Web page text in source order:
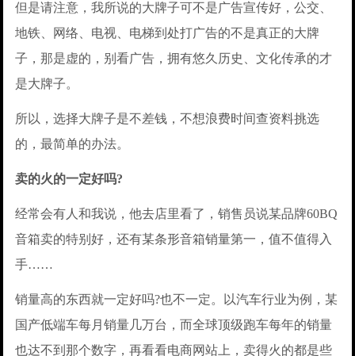
但是请注意，我所说的大牌子可不是广告宣传好，公交、
地铁、网络、电视、电梯到处打广告的不是真正的大牌
子，那是虚的，别看广告，拥有悠久历史、文化传承的才
是大牌子。
所以，选择大牌子是不差钱，不想浪费时间查资料挑选
的，最简单的办法。
卖的火的一定好吗?
经常会有人和我说，他去店里看了，销售员说某品牌60BQ
音箱卖的特别好，还有某条形音箱销量第一，值不值得入
手……
销量高的东西就一定好吗?也不一定。以汽车行业为例，某
国产低端车每月销量几万台，而全球顶级跑车每年的销量
也达不到那个数字，再看看电商网站上，卖得火的都是些